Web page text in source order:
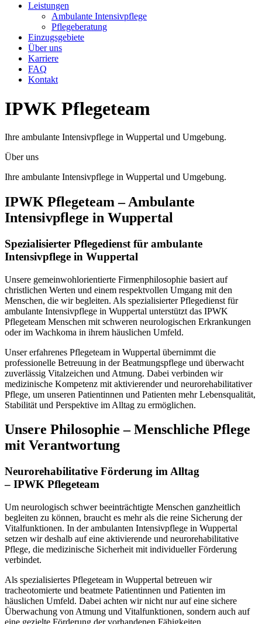
Leistungen
Ambulante Intensivpflege
Pflegeberatung
Einzugsgebiete
Über uns
Karriere
FAQ
Kontakt
IPWK Pflegeteam
Ihre ambulante Intensivpflege in Wuppertal und Umgebung.
Über uns
Ihre ambulante Intensivpflege in Wuppertal und Umgebung.
IPWK Pflegeteam – Ambulante
Intensivpflege in Wuppertal
Spezialisierter Pflegedienst für ambulante
Intensivpflege in Wuppertal
Unsere gemeinwohlorientierte Firmenphilosophie basiert auf
christlichen Werten und einem respektvollen Umgang mit den
Menschen, die wir begleiten. Als spezialisierter Pflegedienst für
ambulante Intensivpflege in Wuppertal unterstützt das IPWK
Pflegeteam Menschen mit schweren neurologischen Erkrankungen
oder im Wachkoma in ihrem häuslichen Umfeld.
Unser erfahrenes Pflegeteam in Wuppertal übernimmt die
professionelle Betreuung in der Beatmungspflege und überwacht
zuverlässig Vitalzeichen und Atmung. Dabei verbinden wir
medizinische Kompetenz mit aktivierender und neurorehabilitativer
Pflege, um unseren Patientinnen und Patienten mehr Lebensqualität,
Stabilität und Perspektive im Alltag zu ermöglichen.
Unsere Philosophie – Menschliche Pflege
mit Verantwortung
Neurorehabilitative Förderung im Alltag
– IPWK Pflegeteam
Um neurologisch schwer beeinträchtigte Menschen ganzheitlich
begleiten zu können, braucht es mehr als die reine Sicherung der
Vitalfunktionen. In der ambulanten Intensivpflege in Wuppertal
setzen wir deshalb auf eine aktivierende und neurorehabilitative
Pflege, die medizinische Sicherheit mit individueller Förderung
verbindet.
Als spezialisiertes Pflegeteam in Wuppertal betreuen wir
tracheotomierte und beatmete Patientinnen und Patienten im
häuslichen Umfeld. Dabei achten wir nicht nur auf eine sichere
Überwachung von Atmung und Vitalfunktionen, sondern auch auf
eine gezielte Förderung der vorhandenen Fähigkeiten.